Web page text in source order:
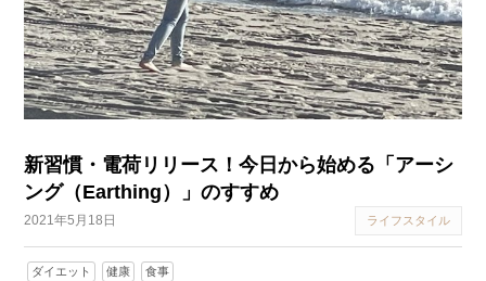
新習慣・電荷リリース！今日から始める「アーシ
ング（Earthing）」のすすめ
2021年5月18日 ライフスタイル
ダイエット 健康 食事